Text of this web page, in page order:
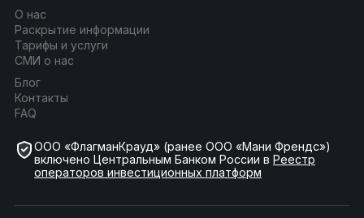
О нас
Раскрытие информации
Тарифы и услуги
СМИ о нас
Блог
Контакты
FAQ
ООО «ФлагманКрауд» (ранее ООО «Мани Френдс»)
включено Центральным Банком России в Реестр
операторов инвестиционных платформ